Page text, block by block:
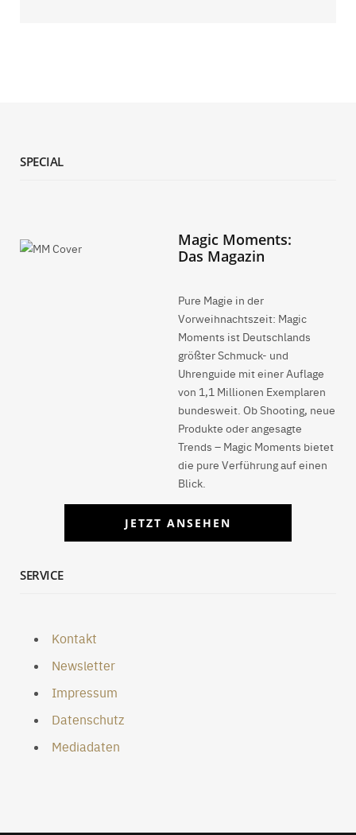
SPECIAL
Magic Moments:
Das Magazin
Pure Magie in der
Vorweihnachtszeit: Magic
Moments ist Deutschlands
größter Schmuck- und
Uhrenguide mit einer Auflage
von 1,1 Millionen Exemplaren
bundesweit. Ob Shooting, neue
Produkte oder angesagte
Trends – Magic Moments bietet
die pure Verführung auf einen
Blick.
JETZT ANSEHEN
SERVICE
Kontakt
Newsletter
Impressum
Datenschutz
Mediadaten